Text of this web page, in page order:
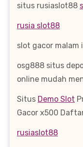
situs rusiaslot88
rusia slot88
slot gacor malam
osg888 situs
online mudah
Situs Demo Slot
Gacor x500
rusiaslot88